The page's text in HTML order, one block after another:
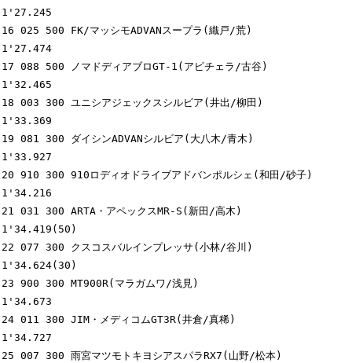
1'27.245
16 025 500 FK/マッシモADVANスープラ(織戸/荒)
1'27.474
17 088 500 ノマドディアブロGT-1(アピチェラ/古谷)
1'32.465
18 003 300 ユニシアジェックスシルビア(井出/柳田)
1'33.369
19 081 300 ダイシンADVANシルビア(大八木/青木)
1'33.927
20 910 300 910ロディオドライブアドバンポルシェ(和田/砂子)
1'34.216
21 031 300 ARTA・アペックスMR-S(新田/高木)
1'34.419(50)
22 077 300 クスコスバルインプレッサ(小林/谷川)
1'34.624(30)
23 900 300 MT900R(マラガムワ/浅見)
1'34.673
24 011 300 JIM・メディコムGT3R(井倉/真稀)
1'34.727
25 007 300 雨宮マツモトキヨシアスパラRX7(山野/松本)